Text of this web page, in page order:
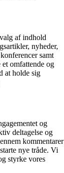
af indhold
nyheder,
samt
omfattende og
at holde sig
og
deltagelse og
kommentarer
nye tråde. Vi
styrke vores